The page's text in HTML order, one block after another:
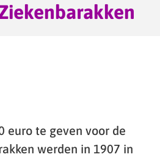
euro te geven voor de
werden in 1907 in